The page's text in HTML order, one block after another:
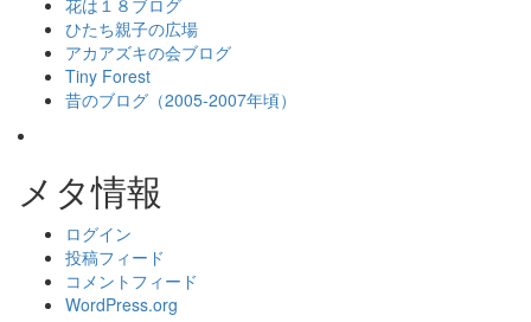
花は１８ブログ
ひたち親子の広場
アカアズキの会ブログ
Tiny Forest
昔のブログ（2005-2007年頃）
メタ情報
ログイン
投稿フィード
コメントフィード
WordPress.org